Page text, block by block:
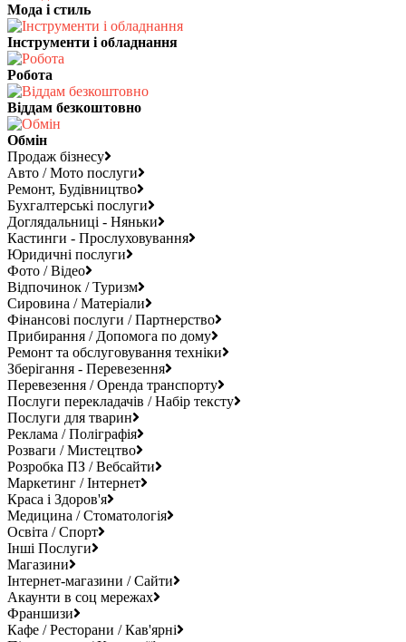
Мода і стиль
Інструменти і обладнання
Робота
Віддам безкоштовно
Обмін
Продаж бізнесу
Авто / Мото послуги
Ремонт, Будівництво
Бухгалтерські послуги
Доглядальниці - Няньки
Кастинги - Прослуховування
Юридичні послуги
Фото / Відео
Відпочинок / Туризм
Сировина / Матеріали
Фінансові послуги / Партнерство
Прибирання / Допомога по дому
Ремонт та обслуговування техніки
Зберігання - Перевезення
Перевезення / Оренда транспорту
Послуги перекладачів / Набір тексту
Послуги для тварин
Реклама / Поліграфія
Розваги / Мистецтво
Розробка ПЗ / Вебсайти
Маркетинг / Інтернет
Краса і Здоров'я
Медицина / Стоматологія
Освіта / Спорт
Інші Послуги
Магазини
Інтернет-магазини / Сайти
Акаунти в соц мережах
Франшизи
Кафе / Ресторани / Кав'ярні